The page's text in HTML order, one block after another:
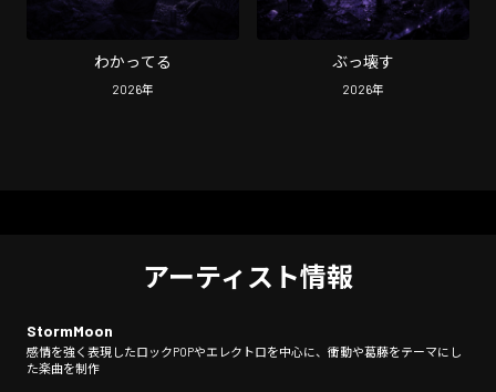
わかってる
2026年
ぶっ壊す
2026年
アーティスト情報
StormMoon
感情を強く表現したロックPOPやエレクトロを中心に、衝動や葛藤をテーマにし
た楽曲を制作